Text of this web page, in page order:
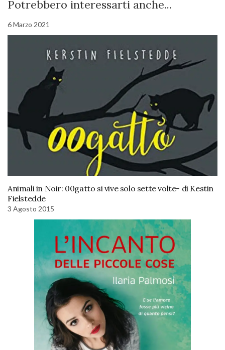
Potrebbero interessarti anche...
6 Marzo 2021
Animali in Noir: 00gatto si vive solo sette volte- di Kestin
Fielstedde
3 Agosto 2015